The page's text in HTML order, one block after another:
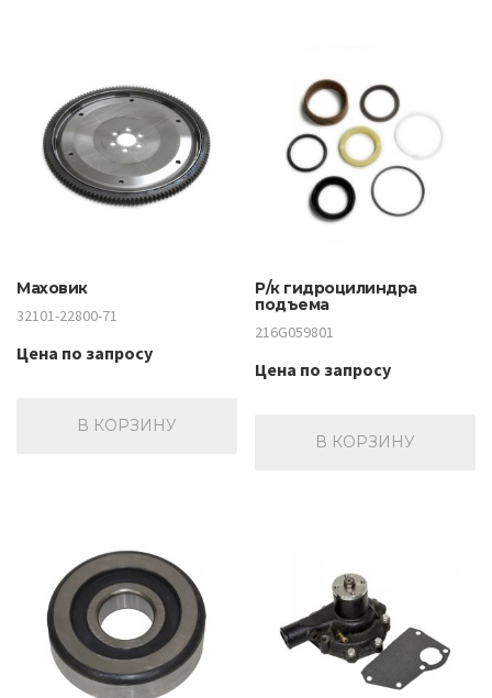
Маховик
32101-22800-71
Цена по запросу
В КОРЗИНУ
Р/к гидроцилиндра
подъема
216G059801
Цена по запросу
В КОРЗИНУ